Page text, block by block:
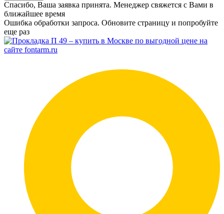
Спасибо, Ваша заявка принята. Менеджер свяжется с Вами в
ближайшее время
Ошибка обработки запроса. Обновите страницу и попробуйте
еще раз